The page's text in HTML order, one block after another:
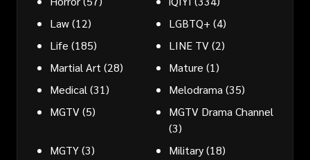
Law(12) LGBTQ+ (4)
Life (185) LINE TV(2)
Martial Art(28) Mature (1)
Medical(31) Melodrama(35)
MGTV(5)
MGTV Drama Channel
(3)
MGTY(3) Military(18)